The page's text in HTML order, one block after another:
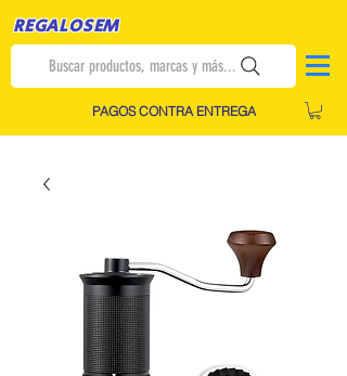
REGALOSEM
Buscar productos, marcas y más...
PAGOS CONTRA ENTREGA